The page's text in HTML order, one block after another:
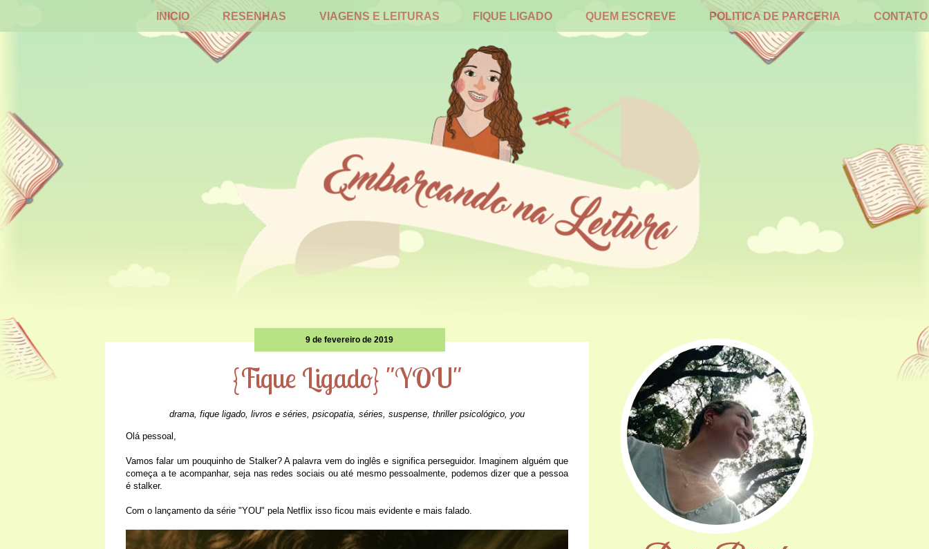
INICIO RESENHAS VIAGENS E LEITURAS FIQUE LIGADO QUEM ESCREVE POLITICA DE PARCERIA CONTATO
9 de fevereiro de 2019
{Fique Ligado} "YOU"
drama, fique ligado, livros e séries, psicopatia, séries, suspense, thriller psicológico, you
Olá pessoal,
Vamos falar um pouquinho de Stalker? A palavra vem do inglês e significa perseguidor. Imaginem alguém que
começa a te acompanhar, seja nas redes sociais ou até mesmo pessoalmente, podemos dizer que a pessoa
é stalker.
Com o lançamento da série "YOU" pela Netflix isso ficou mais evidente e mais falado.